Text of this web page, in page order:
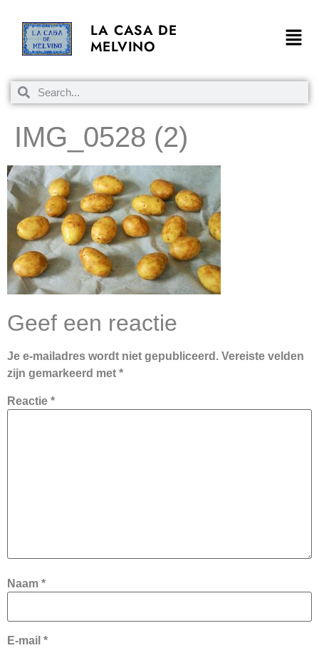
LA CASA DE
MELVINO
IMG_0528 (2)
Geef een reactie
Je e-mailadres wordt niet gepubliceerd. Vereiste velden
zijn gemarkeerd met *
Reactie *
Naam *
E-mail *